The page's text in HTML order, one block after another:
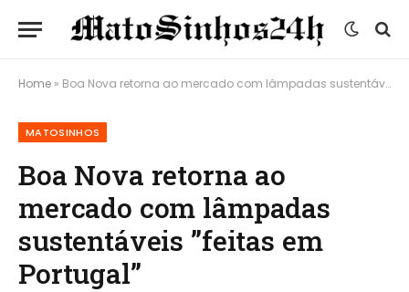
Home » Boa Nova retorna ao mercado com lâmpadas sustentáveis ​​”feitas em Portugal”
MATOSINHOS
Boa Nova retorna ao
mercado com lâmpadas
sustentáveis ​​”feitas em
Portugal”